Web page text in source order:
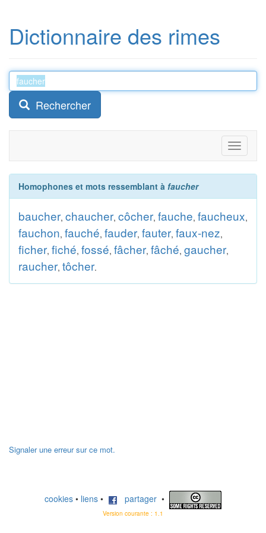
Dictionnaire des rimes
Rechercher
Toggle
Homophones et mots ressemblant à faucher
baucher, chaucher, côcher, fauche, faucheux,
fauchon, fauché, fauder, fauter, faux-nez,
ficher, fiché, fossé, fâcher, fâché, gaucher,
raucher, tôcher.
Signaler une erreur sur ce mot.
cookies • liens • partager •
Version courante : 1.1